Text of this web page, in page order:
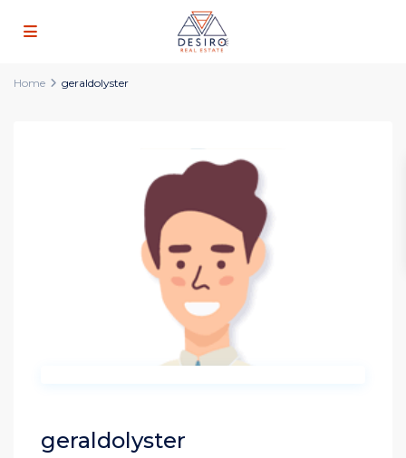
Home geraldolyster
geraldolyster